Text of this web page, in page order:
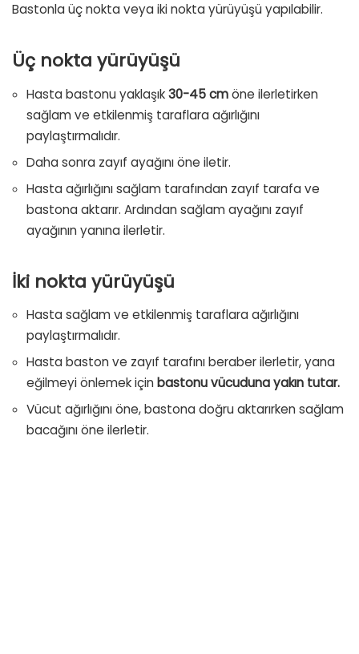
Bastonla üç nokta veya iki nokta yürüyüşü yapılabilir.
Üç nokta yürüyüşü
Hasta bastonu yaklaşık30-45 cmöne ilerletirken
sağlam ve etkilenmiş taraflara ağırlığını
paylaştırmalıdır.
Daha sonra zayıf ayağını öne iletir.
Hasta ağırlığını sağlam tarafından zayıf tarafa ve
bastona aktarır. Ardından sağlam ayağını zayıf
ayağının yanına ilerletir.
İki nokta yürüyüşü
Hasta sağlam ve etkilenmiş taraflara ağırlığını
paylaştırmalıdır.
Hasta baston ve zayıf tarafını beraber ilerletir, yana
eğilmeyi önlemek için bastonu vücuduna yakın tutar.
Vücut ağırlığını öne, bastona doğru aktarırken sağlam
bacağını öne ilerletir.